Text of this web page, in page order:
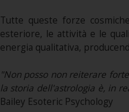
Tutte queste forze
esteriore, le attività e le
energia qualitativa,
"Non posso non reiterare
la storia dell'astrologia è, in
Bailey Esoteric Psychology